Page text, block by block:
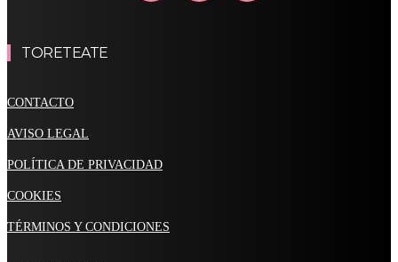
TORETEATE
CONTACTO
AVISO LEGAL
POLÍTICA DE PRIVACIDAD
COOKIES
TÉRMINOS Y CONDICIONES